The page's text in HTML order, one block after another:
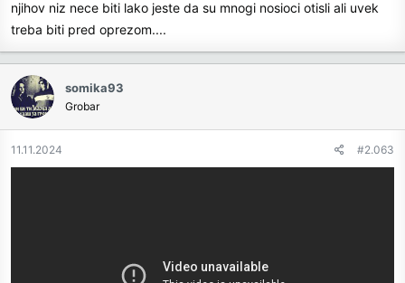
njihov niz nece biti lako jeste da su mnogi nosioci otisli ali uvek
treba biti pred oprezom....
somika93
Grobar
11.11.2024 #2.063